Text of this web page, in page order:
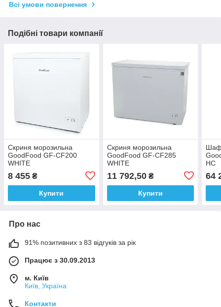
Всі умови повернення
Подібні товари компанії
Скриня морозильна
GoodFood GF-CF200
WHITE
8 455 ₴
Купити
Скриня морозильна
GoodFood GF-CF285
WHITE
11 792,50₴
Купити
HC
64
Про нас
91% позитивних з 83 відгуків за рік
Працює з 30.09.2013
м. Київ
Київ, Україна
Контакти